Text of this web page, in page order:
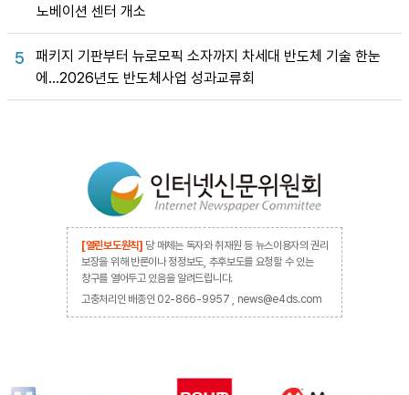
노베이션 센터 개소
5
패키지 기판부터 뉴로모픽 소자까지 차세대 반도체 기술 한눈
에…2026년도 반도체사업 성과교류회
[열린보도원칙] 당 매체는 독자와 취재원 등 뉴스이용자의 권리
보장을 위해 반론이나 정정보도, 추후보도를 요청할 수 있는
창구를 열어두고 있음을 알려드립니다.
고충처리인 배종인 02-866-9957 , news@e4ds.com